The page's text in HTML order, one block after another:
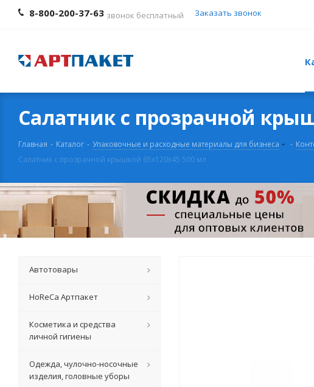
8-800-200-37-63 звонок бесплатный Заказать звонок
Салатник с прозрачной
Главная - Каталог - Упаковочные и расходные материалы для бизнеса -
Салатник с прозрачной крышкой 65x120x45 500 мл
Автотовары
HoReCa Артпакет
Косметика и средства
личной гигиены
Одежда, чулочно-носочные
изделия, головные уборы